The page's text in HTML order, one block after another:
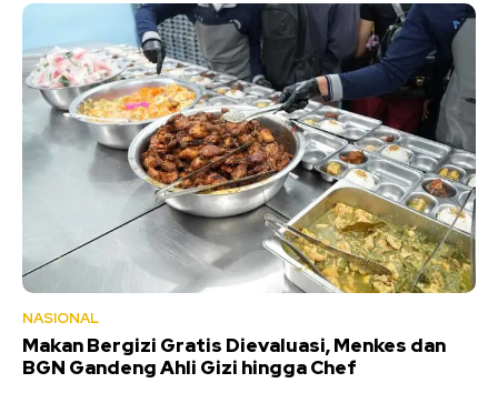
NASIONAL
Makan Bergizi Gratis Dievaluasi, Menkes dan
BGN Gandeng Ahli Gizi hingga Chef